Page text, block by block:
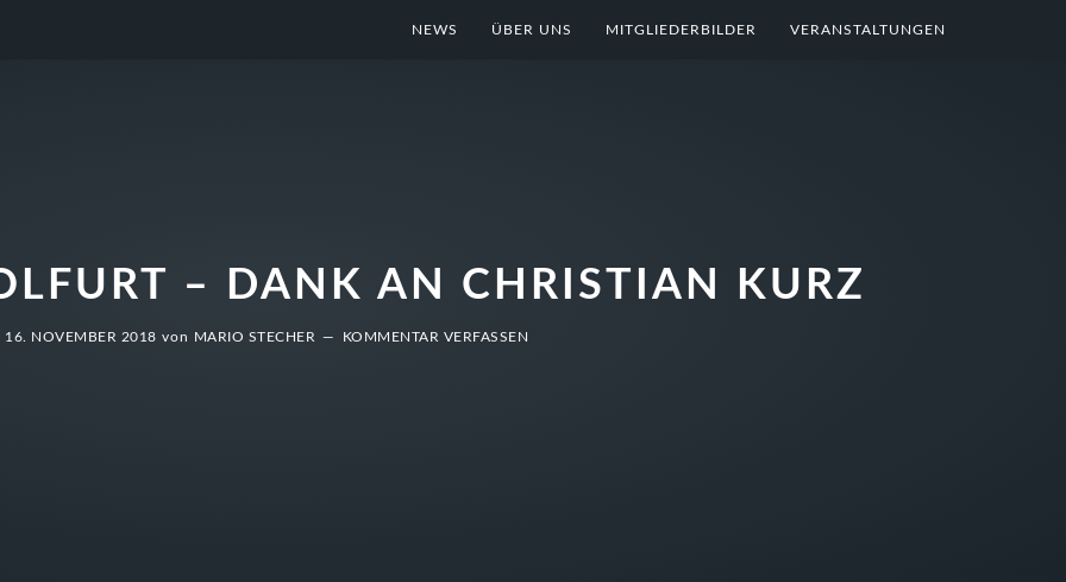
NEWS ÜBER UNS MITGLIEDERBILDER VERANSTALTUNGEN
– DANK AN CHRISTIAN KURZ
16. NOVEMBER 2018 von MARIO STECHER KOMMENTAR VERFASSEN